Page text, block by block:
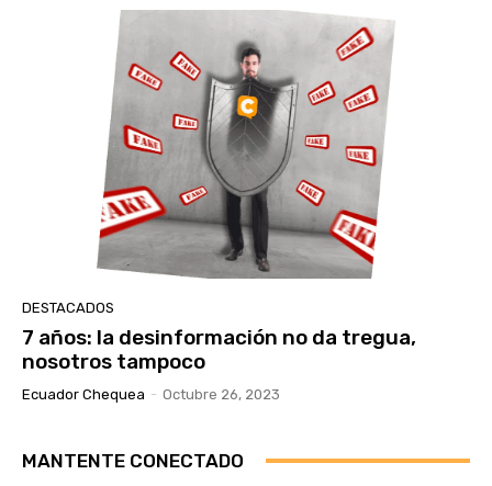
DESTACADOS
7 años: la desinformación no da tregua,
nosotros tampoco
Ecuador Chequea - Octubre 26, 2023
MANTENTE CONECTADO